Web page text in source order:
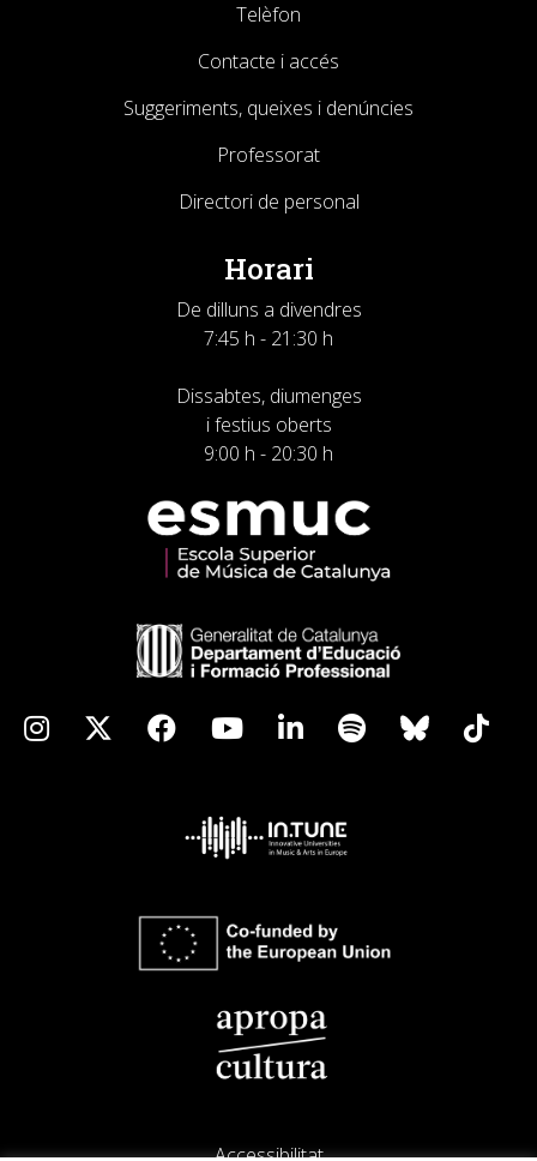
Telèfon
Contacte i accés
Suggeriments, queixes i denúncies
Professorat
Directori de personal
Horari
De dilluns a divendres
7:45 h - 21:30 h
Dissabtes, diumenges
i festius oberts
9:00 h - 20:30 h
Accessibilitat